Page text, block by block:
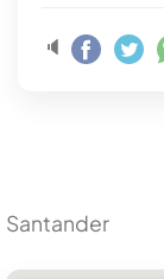
🔈
Santander